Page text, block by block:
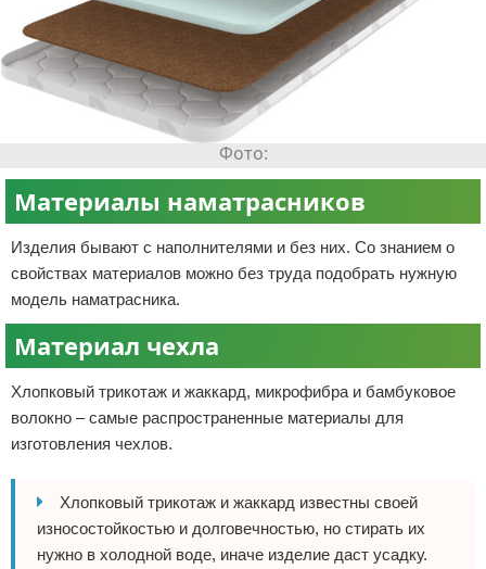
Материалы наматрасников
Изделия бывают с наполнителями и без них. Со знанием о
свойствах материалов можно без труда подобрать нужную
модель наматрасника.
Материал чехла
Хлопковый трикотаж и жаккард, микрофибра и бамбуковое
волокно – самые распространенные материалы для
изготовления чехлов.
Хлопковый трикотаж и жаккард известны своей
износостойкостью и долговечностью, но стирать их
нужно в холодной воде, иначе изделие даст усадку.